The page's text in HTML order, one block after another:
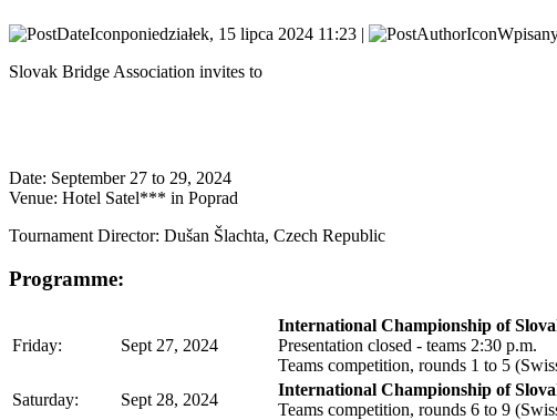
poniedziałek, 15 lipca 2024 11:23 |
Slovak Bridge Association invites to
Date: September 27 to 29, 2024
Venue: Hotel Satel*** in Poprad
Tournament Director: Dušan Šlachta, Czech Republic
Programme:
Friday: Sept 27, 2024
International Championship of
Presentation closed - teams 2:30 p.m.
Teams competition, rounds 1 to 5
Saturday:
Sept 28, 2024
International Championship of
Teams competition, rounds 6 to 9